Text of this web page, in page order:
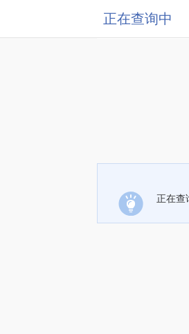
正在查询中
正在查